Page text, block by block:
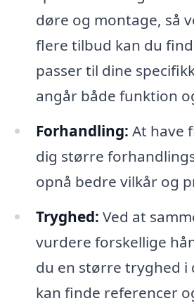
døre og montage, så
flere tilbud kan du
passer til dine
angår både funktion
Forhandling: At have
dig større
opnå bedre vilkår og
Tryghed: Ved at
vurdere forskellige
du en større tryghed i
kan finde referencer